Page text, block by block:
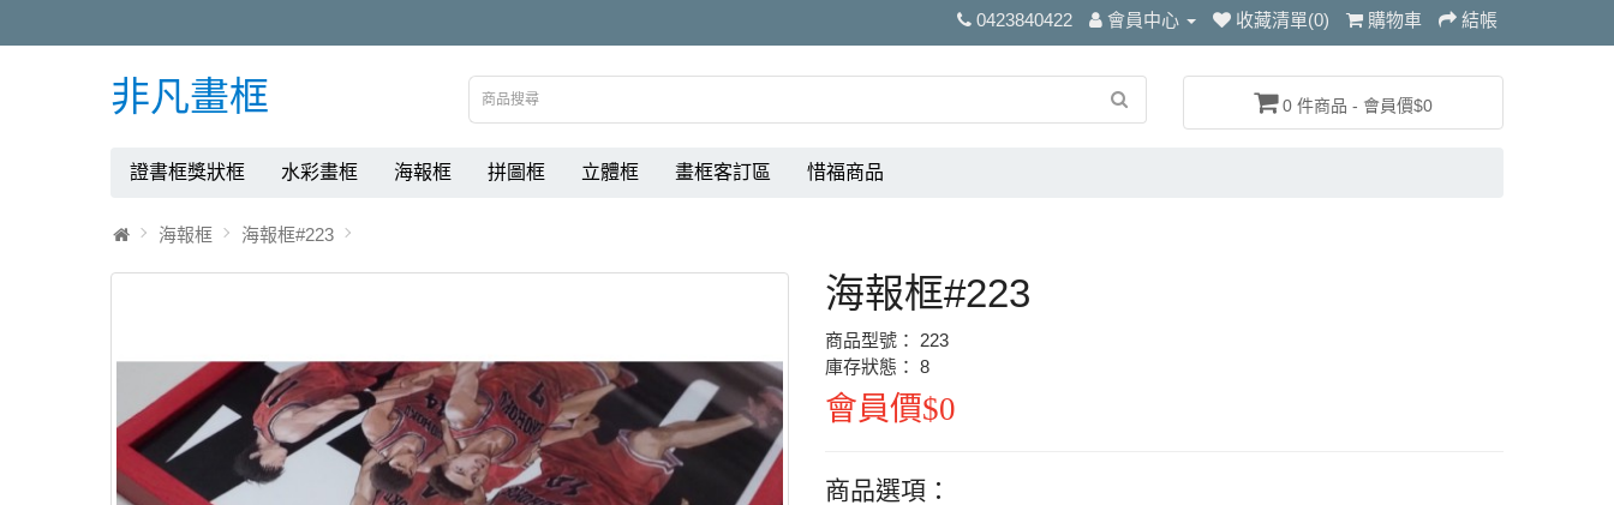
0423840422 會員中心 收藏清單(0) 購物車 結帳
非凡畫框 0 件商品 - 會員價$0
證書框獎狀框 水彩畫框 海報框 拼圖框 立體框 畫框客訂區 惜福商品
海報框 海報框#223
海報框#223
商品型號： 223
庫存狀態： 8
會員價$0
商品選項：